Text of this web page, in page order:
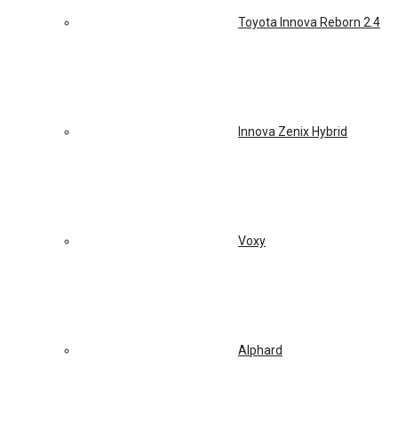
Toyota Innova Reborn 2.4
Innova Zenix Hybrid
Voxy
Alphard